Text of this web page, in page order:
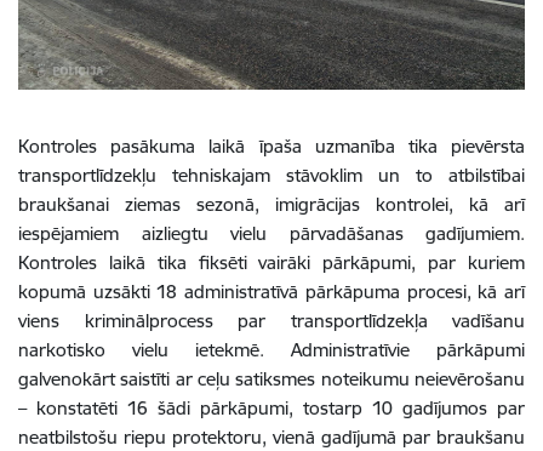
Kontroles pasākuma laikā īpaša uzmanība tika pievērsta
transportlīdzekļu tehniskajam stāvoklim un to atbilstībai
braukšanai ziemas sezonā, imigrācijas kontrolei, kā arī
iespējamiem aizliegtu vielu pārvadāšanas gadījumiem.
Kontroles laikā tika fiksēti vairāki pārkāpumi, par kuriem
kopumā uzsākti 18 administratīvā pārkāpuma procesi, kā arī
viens kriminālprocess par transportlīdzekļa vadīšanu
narkotisko vielu ietekmē. Administratīvie pārkāpumi
galvenokārt saistīti ar ceļu satiksmes noteikumu neievērošanu
– konstatēti 16 šādi pārkāpumi, tostarp 10 gadījumos par
neatbilstošu riepu protektoru, vienā gadījumā par braukšanu